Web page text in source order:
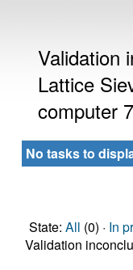
Validation
Lattice
computer
No tasks to
State: All (0) · In
Validation